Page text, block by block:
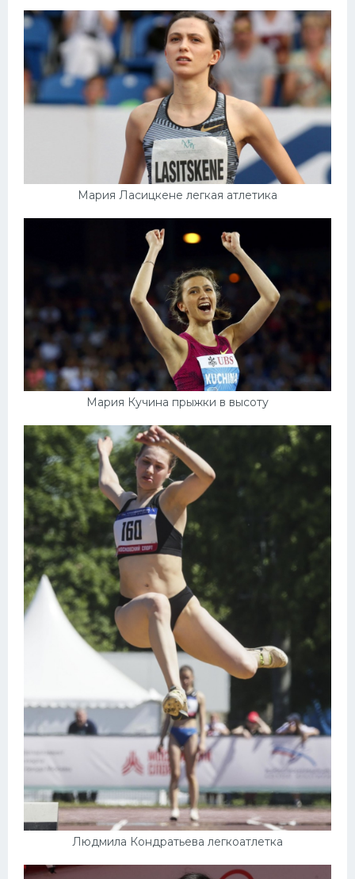
Мария Ласицкене легкая атлетика
Мария Кучина прыжки в высоту
Людмила Кондратьева легкоатлетка